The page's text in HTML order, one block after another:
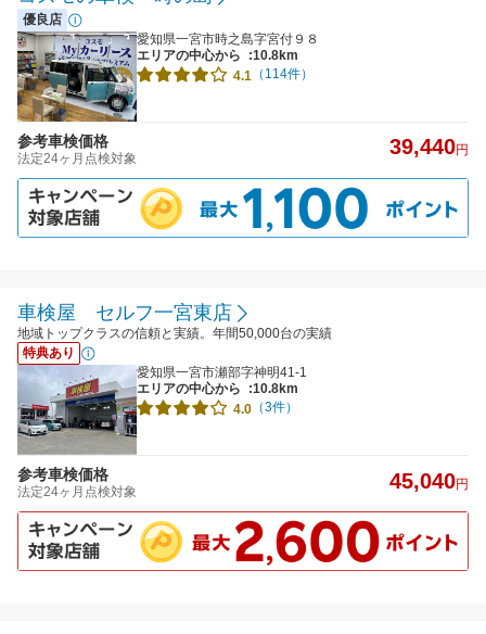
優良店
愛知県一宮市時之島字宮付９８
エリアの中心から
:10.8km
4.1 （114件）
参考車検価格
法定24ヶ月点検対象 39,440円
車検屋 セルフ一宮東店
地域トップクラスの信頼と実績。年間50,000台の実績
特典あり
愛知県一宮市瀬部字神明41-1
エリアの中心から
:10.8km
4.0 （3件）
参考車検価格
法定24ヶ月点検対象 45,040円